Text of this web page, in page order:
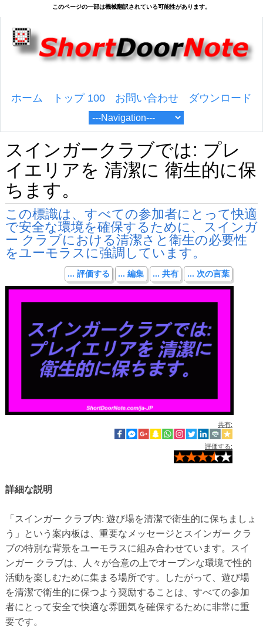
ホーム トップ 100 お問い合わせ ダウンロード
スインガークラブでは: プレ
イエリアを 清潔に 衛生的に保
ちます。
この標識は、すべての参加者にとって快適
で安全な環境を確保するために、スインガ
ー クラブにおける清潔さと衛生の必要性
をユーモラスに強調しています。
... 評価する ... 編集 ... 共有 ... 次の言葉
共有:
評価する:
詳細な説明
「スインガー クラブ内: 遊び場を清潔で衛生的に保ちましょ
う」という案内板は、重要なメッセージとスインガー クラ
ブの特別な背景をユーモラスに組み合わせています。スイ
ンガー クラブは、人々が合意の上でオープンな環境で性的
活動を楽しむために集まる場所です。したがって、遊び場
を清潔で衛生的に保つよう奨励することは、すべての参加
者にとって安全で快適な雰囲気を確保するために非常に重
要です。